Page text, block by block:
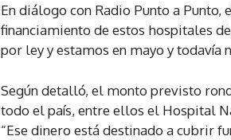
En diálogo con Radio Punto a
financiamiento de estos hospitales
por ley y estamos en mayo y todavía
Según detalló, el monto previsto
todo el país, entre ellos el Hospital
“Ese dinero está destinado a cubrir